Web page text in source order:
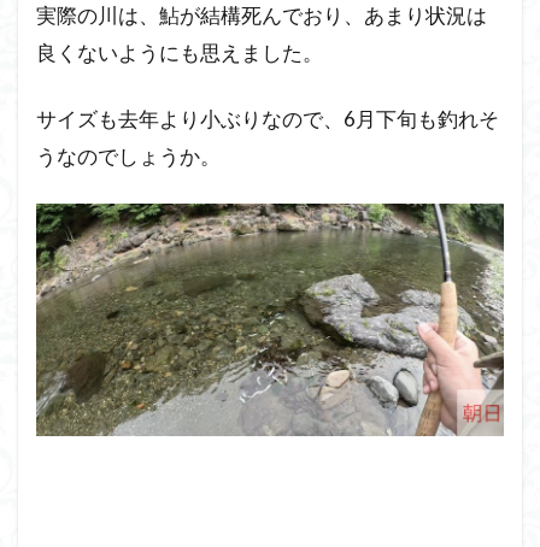
実際の川は、鮎が結構死んでおり、あまり状況は
良くないようにも思えました。
サイズも去年より小ぶりなので、6月下旬も釣れそ
うなのでしょうか。